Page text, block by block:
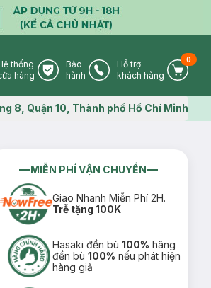
Store Icon
thống
hàng
Warranty Icon
Bảo
hành
Phone Icon
Hỗ trợ
khách hàng
Cart
0
Map icon
8, Quận 10, Thành phố Hồ Chí Minh
MIỄN PHÍ VẬN CHUYỂN
Giao Nhanh Miễn Phí 2H.
Trễ tặng 100K
Hasaki đền bù100% hãng
đền bù100% nếu phát hiện
hàng giả